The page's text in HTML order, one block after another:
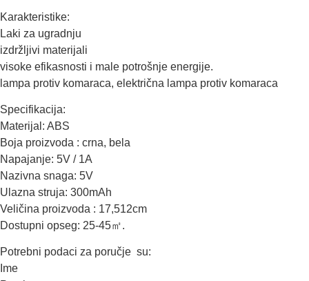
Karakteristike:
Laki za ugradnju
izdržljivi materijali
visoke efikasnosti i male potrošnje energije.
lampa protiv komaraca, električna lampa protiv komaraca
Specifikacija:
Materijal: ABS
Boja proizvoda : crna, bela
Napajanje: 5V / 1A
Nazivna snaga: 5V
Ulazna struja: 300mAh
Veličina proizvoda : 17,512cm
Dostupni opseg: 25-45㎡.
Potrebni podaci za poručje su:
Ime